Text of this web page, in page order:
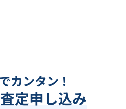
カンタン！
査定申し込み